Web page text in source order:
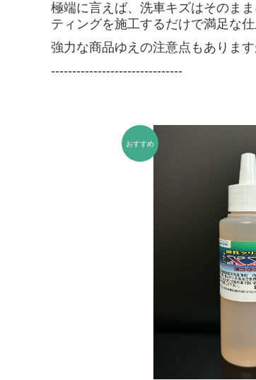
極端に言えば、洗車キズはそのま
ティングを施工するだけで満足な
強力な商品ゆえの注意点もありま
-------------------------------